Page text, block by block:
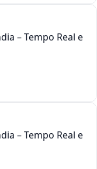
– Tempo Real e
– Tempo Real e